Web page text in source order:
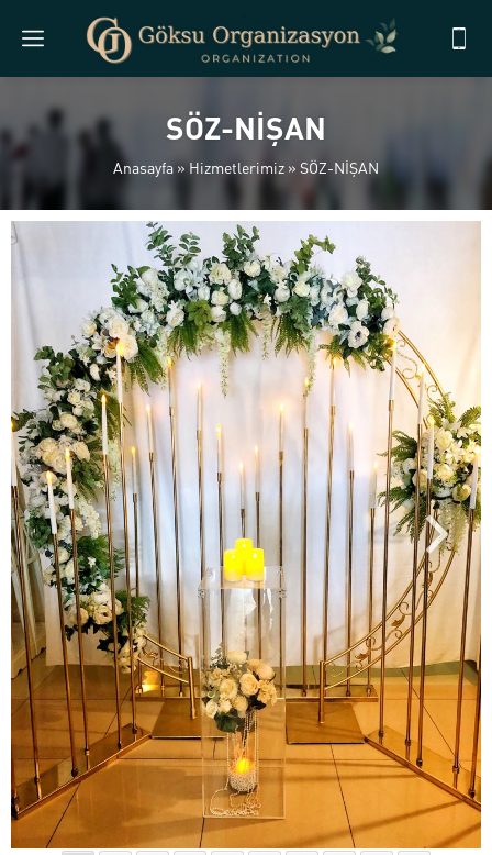
SÖZ-NİŞAN
Anasayfa »Hizmetlerimiz » SÖZ-NİŞAN